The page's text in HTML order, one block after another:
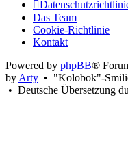
Das Team
Cookie-Richtlinie
Kontakt
Powered by phpBB®
by Arty • "Kolobok"-
• Deutsche Übersetzung